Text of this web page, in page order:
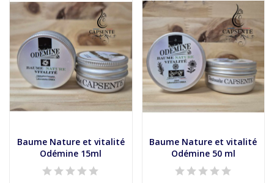
Baume Nature et vitalité
Odémine 15ml
Baume Nature et vitalité
Odémine 50 ml